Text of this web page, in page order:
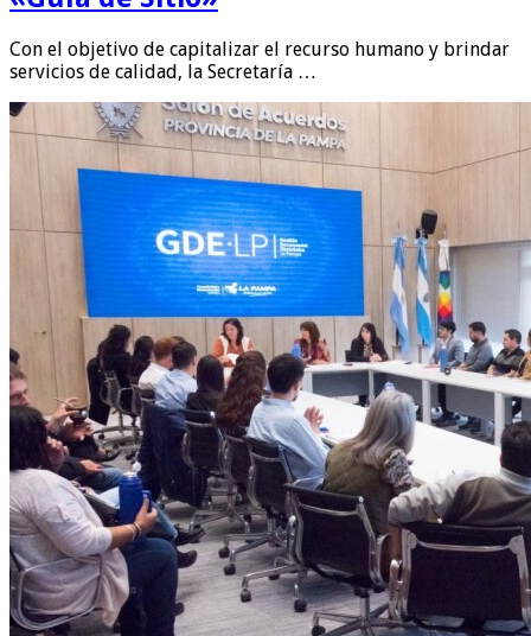
Con el objetivo de capitalizar el recurso humano y brindar
servicios de calidad, la Secretaría …